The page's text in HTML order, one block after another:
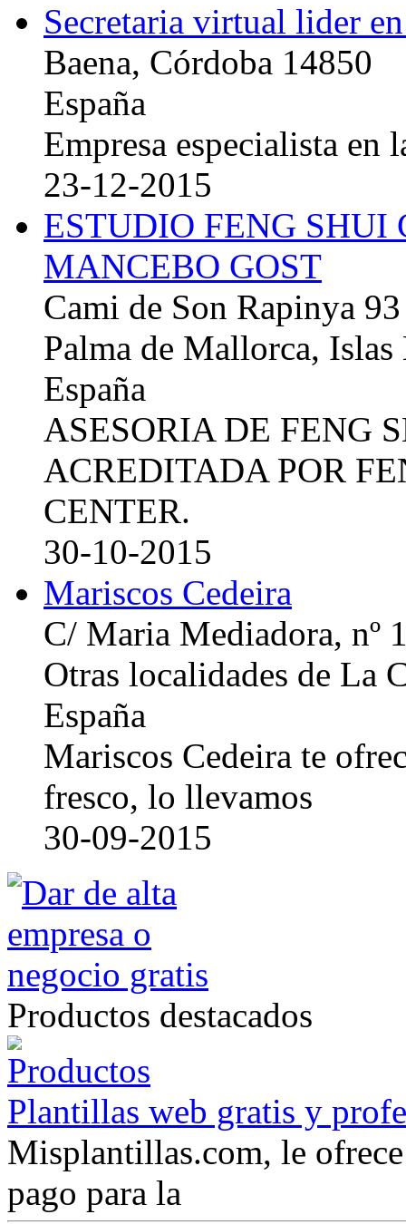
Secretaria virtual lider
Baena, Córdoba 14850
España
Empresa especialista en
23-12-2015
ESTUDIO FENG
MANCEBO GOST
Cami de Son Rapinya 93
Palma de Mallorca, Islas
España
ASESORIA DE FENG
ACREDITADA POR
CENTER.
30-10-2015
Mariscos Cedeira
C/ Maria Mediadora, nº
Otras localidades de La
España
Mariscos Cedeira te
fresco, lo llevamos
30-09-2015
Productos destacados
Plantillas web gratis y
Misplantillas.com, le
pago para la